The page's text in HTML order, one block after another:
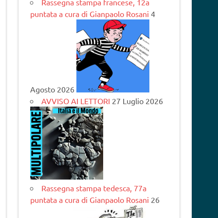
Rassegna stampa francese, 12a
puntata a cura di Gianpaolo Rosani 4
Agosto 2026
AVVISO AI LETTORI 27 Luglio 2026
Rassegna stampa tedesca, 77a
puntata a cura di Gianpaolo Rosani 26